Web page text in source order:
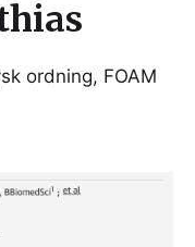
ordning, FOAM